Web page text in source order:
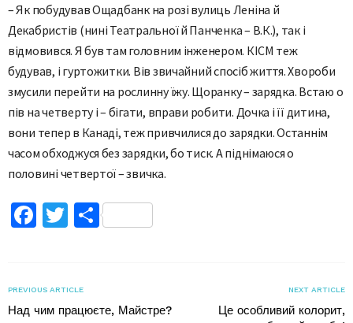
– Як побудував Ощадбанк на розі вулиць Леніна й
Декабристів (нині Театральної й Панченка – В.К.), так і
відмовився. Я був там головним інженером. КІСМ теж
будував, і гуртожитки. Вів звичайний спосіб життя. Хвороби
змусили перейти на рослинну їжу. Щоранку – зарядка. Встаю о
пів на четверту і – бігати, вправи робити. Дочка і її дитина,
вони тепер в Канаді, теж привчилися до зарядки. Останнім
часом обходжуся без зарядки, бо тиск. А піднімаюся о
половині четвертої – звичка.
Facebook
TwitterПоділитися
PREVIOUS ARTICLE
Над чим працюєте, Майстре?
NEXT ARTICLE
Це особливий колорит,